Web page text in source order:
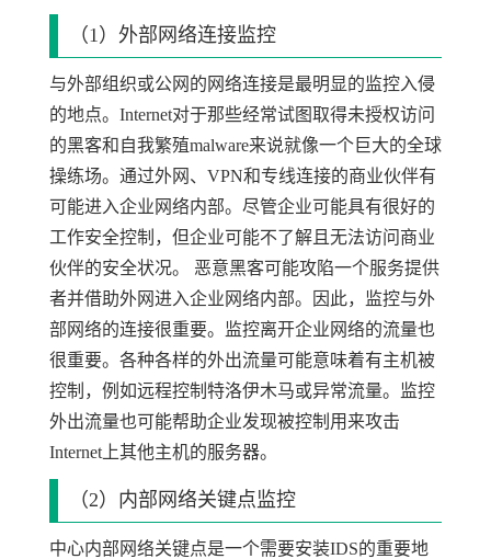
（1）外部网络连接监控
与外部组织或公网的网络连接是最明显的监控入侵
的地点。Internet对于那些经常试图取得未授权访问
的黑客和自我繁殖malware来说就像一个巨大的全球
操练场。通过外网、VPN和专线连接的商业伙伴有
可能进入企业网络内部。尽管企业可能具有很好的
工作安全控制，但企业可能不了解且无法访问商业
伙伴的安全状况。 恶意黑客可能攻陷一个服务提供
者并借助外网进入企业网络内部。因此，监控与外
部网络的连接很重要。监控离开企业网络的流量也
很重要。各种各样的外出流量可能意味着有主机被
控制，例如远程控制特洛伊木马或异常流量。监控
外出流量也可能帮助企业发现被控制用来攻击
Internet上其他主机的服务器。
（2）内部网络关键点监控
中心内部网络关键点是一个需要安装IDS的重要地